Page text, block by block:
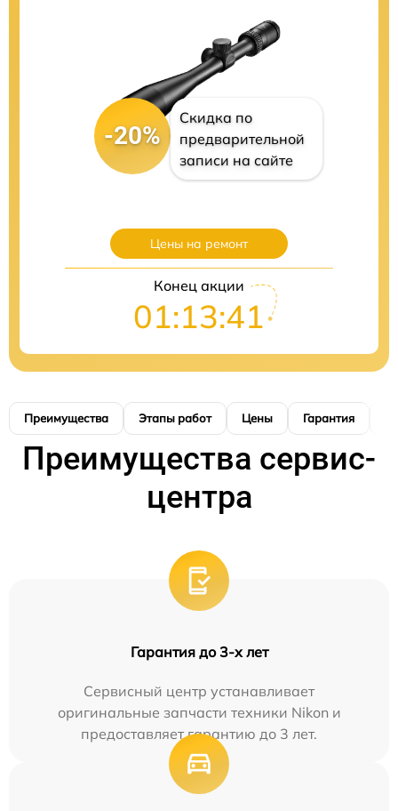
-20%
Скидка по
предварительной
записи на сайте
Цены на ремонт
Конец акции
01:13:39
Преимущества Этапы работ Цены Гарантия
Преимущества сервис-
центра
Гарантия до 3-х лет
Сервисный центр устанавливает
оригинальные запчасти техники Nikon и
предоставляет гарантию до 3 лет.